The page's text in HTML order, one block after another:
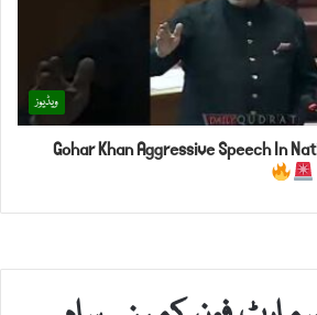
ویڈیوز
Gohar Khan Aggressive Speech In